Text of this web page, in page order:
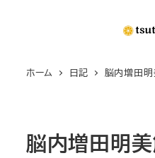
ホーム 日記 脳内増田
脳内増田明